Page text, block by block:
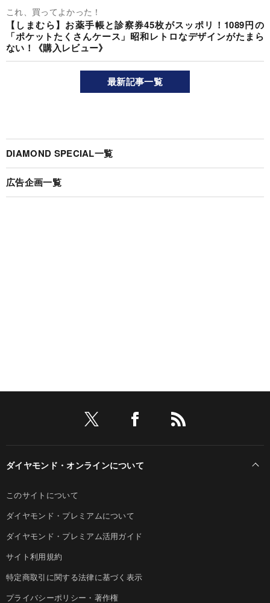
これ、買ってよかった！
【しまむら】お薬手帳と診察券45枚がスッポリ！1089円の
「ポケットたくさんケース」昭和レトロなデザインがたまら
ない！《購入レビュー》
最新記事一覧
DIAMOND SPECIAL一覧
広告企画一覧
ダイヤモンド・オンラインについて
このサイトについて
ダイヤモンド・プレミアムについて
ダイヤモンド・プレミアム活用ガイド
サイト利用規約
特定商取引に関する法律に基づく表示
プライバシーポリシー・著作権